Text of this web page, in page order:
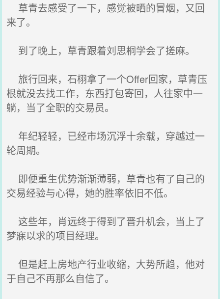
草青去感受了一下，感觉被晒的冒烟，又回
来了。
到了晚上，草青跟着刘思桐学会了搓麻。
旅行回来，石栩拿了一个Offer回家，草青压
根就没去找工作，东西打包寄回，人往家中一
躺，当了全职的交易员。
年纪轻轻，已经市场沉浮十余载，穿越过一
轮周期。
即便重生优势渐渐薄弱，草青也有了自己的
交易经验与心得，她的胜率依旧不低。
这些年，肖远终于得到了晋升机会，当上了
梦寐以求的项目经理。
但是赶上房地产行业收缩，大势所趋，他对
于自己不再那么自信了。